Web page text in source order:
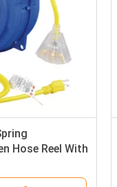
Hose Reel With